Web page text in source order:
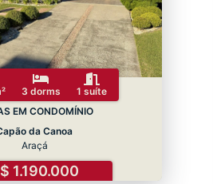
3 dorms
1 suíte
EM CONDOMÍNIO
da Canoa
Araçá
1.190.000